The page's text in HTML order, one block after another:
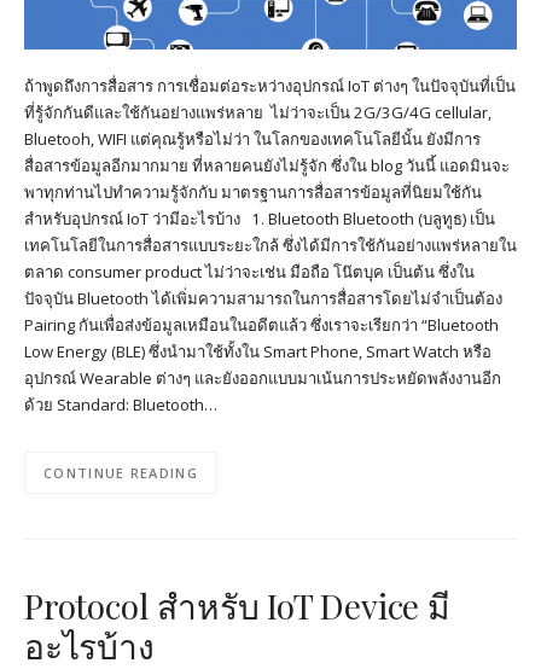
ถ้าพูดถึงการสื่อสาร การเชื่อมต่อระหว่างอุปกรณ์ IoT ต่างๆ ในปัจจุบันที่เป็น
ที่รู้จักกันดีและใช้กันอย่างแพร่หลาย ไม่ว่าจะเป็น 2G/3G/4G cellular,
Bluetooh, WIFI แต่คุณรู้หรือไม่ว่า ในโลกของเทคโนโลยีนั้น ยังมีการ
สื่อสารข้อมูลอีกมากมาย ที่หลายคนยังไม่รู้จัก ซึ่งใน blog วันนี้ แอดมินจะ
พาทุกท่านไปทำความรู้จักกับ มาตรฐานการสื่อสารข้อมูลที่นิยมใช้กัน
สำหรับอุปกรณ์ IoT ว่ามีอะไรบ้าง 1. Bluetooth Bluetooth (บลูทูธ) เป็น
เทคโนโลยีในการสื่อสารแบบระยะใกล้ ซึ่งได้มีการใช้กันอย่างแพร่หลายใน
ตลาด consumer product ไม่ว่าจะเช่น มือถือ โน๊ตบุค เป็นต้น ซึ่งใน
ปัจจุบัน Bluetooth ได้เพิ่มความสามารถในการสื่อสารโดยไม่จำเป็นต้อง
Pairing กันเพื่อส่งข้อมูลเหมือนในอดีตแล้ว ซึ่งเราจะเรียกว่า “Bluetooth
Low Energy (BLE) ซึ่งนำมาใช้ทั้งใน Smart Phone, Smart Watch หรือ
อุปกรณ์ Wearable ต่างๆ และยังออกแบบมาเน้นการประหยัดพลังงานอีก
ด้วย Standard: Bluetooth…
CONTINUE READING
Protocol สำหรับ IoT Device มี
อะไรบ้าง